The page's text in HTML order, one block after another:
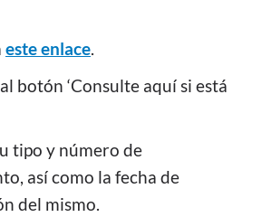
este enlace.
botón ‘Consulte aquí si está
tipo y número de
así como la fecha de
del mismo.